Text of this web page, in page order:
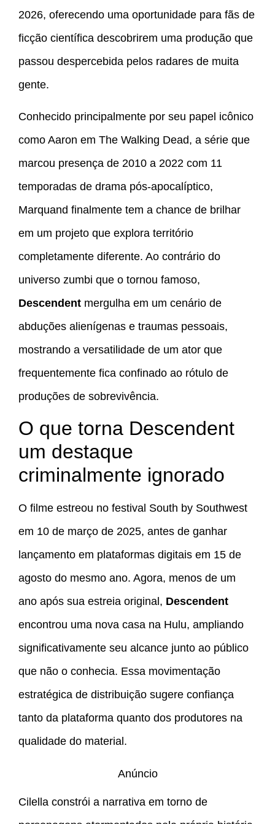
2026, oferecendo uma oportunidade para fãs de
ficção científica descobrirem uma produção que
passou despercebida pelos radares de muita
gente.
Conhecido principalmente por seu papel icônico
como Aaron em The Walking Dead, a série que
marcou presença de 2010 a 2022 com 11
temporadas de drama pós-apocalíptico,
Marquand finalmente tem a chance de brilhar
em um projeto que explora território
completamente diferente. Ao contrário do
universo zumbi que o tornou famoso,
Descendent mergulha em um cenário de
abduções alienígenas e traumas pessoais,
mostrando a versatilidade de um ator que
frequentemente fica confinado ao rótulo de
produções de sobrevivência.
O que torna Descendent
um destaque
criminalmente ignorado
O filme estreou no festival South by Southwest
em 10 de março de 2025, antes de ganhar
lançamento em plataformas digitais em 15 de
agosto do mesmo ano. Agora, menos de um
ano após sua estreia original, Descendent
encontrou uma nova casa na Hulu, ampliando
significativamente seu alcance junto ao público
que não o conhecia. Essa movimentação
estratégica de distribuição sugere confiança
tanto da plataforma quanto dos produtores na
qualidade do material.
Anúncio
Cilella constrói a narrativa em torno de